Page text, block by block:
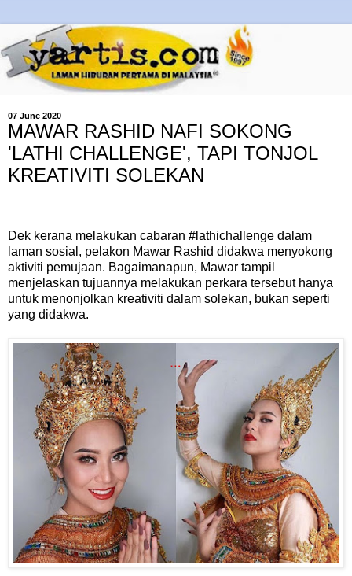
07 June 2020
MAWAR RASHID NAFI SOKONG
'LATHI CHALLENGE', TAPI TONJOL
KREATIVITI SOLEKAN
Dek kerana melakukan cabaran #lathichallenge dalam
laman sosial, pelakon Mawar Rashid didakwa menyokong
aktiviti pemujaan. Bagaimanapun, Mawar tampil
menjelaskan tujuannya melakukan perkara tersebut hanya
untuk menonjolkan kreativiti dalam solekan, bukan seperti
yang didakwa.